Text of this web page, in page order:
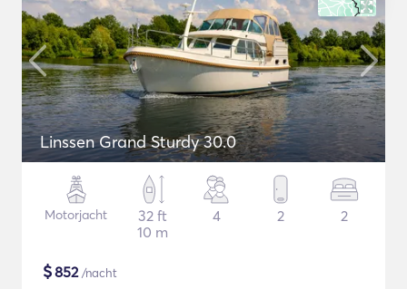
Linssen Grand Sturdy 30.0
Motorjacht
32 ft
10 m
4 2 2
$852/nacht